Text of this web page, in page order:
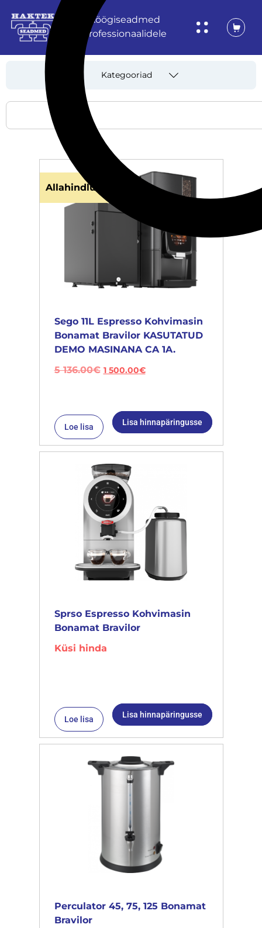
Köögiseadmed
professionaalidele
Kategooriad
Allahindlus!
Sego 11L Espresso Kohvimasin
Bonamat Bravilor KASUTATUD
DEMO MASINANA CA 1A.
5 136.00€ 1 500.00€
Loe lisa Lisa hinnapäringusse
Sprso Espresso Kohvimasin
Bonamat Bravilor
Küsi hinda
Loe lisa Lisa hinnapäringusse
Perculator 45, 75, 125 Bonamat
Bravilor